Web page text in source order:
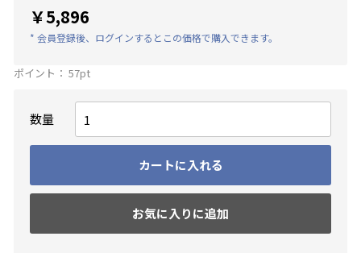
￥5,896
* 会員登録後、ログインするとこの価格で購入できます。
ポイント： 57pt
数量
カートに入れる
お気に入りに追加